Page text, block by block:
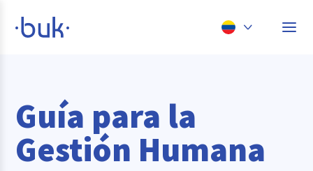
Perú
México
Guía para la
Gestión Humana